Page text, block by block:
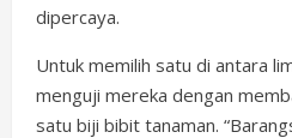
dipercaya.
Untuk memilih satu di antara
menguji mereka dengan
satu biji bibit tanaman.